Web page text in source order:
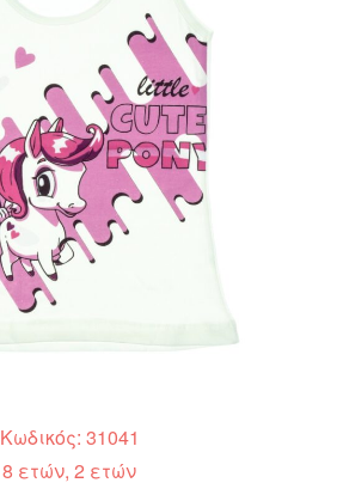
Κωδικός: 31041
8 ετών, 2 ετών